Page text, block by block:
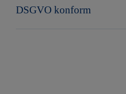
DSGVO konform